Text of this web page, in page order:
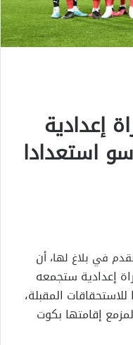
إعدادية
استعدادا
في بلاغ لها، أن
إعدادية ستجمعه
المقبلة،
إقامتها بكوت